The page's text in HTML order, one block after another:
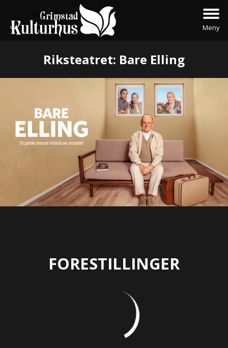
Meny
Riksteatret: Bare Elling
FORESTILLINGER